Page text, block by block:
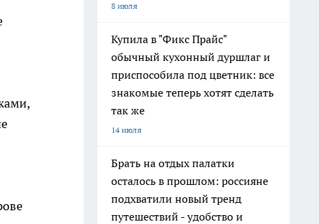
8 июля
Купила в "Фикс Прайс"
обычный кухонный дуршлаг и
приспособила под цветник: все
знакомые теперь хотят сделать
так же
14 июля
Брать на отдых палатки
осталось в прошлом: россияне
подхватили новый тренд
путешествий - удобство и